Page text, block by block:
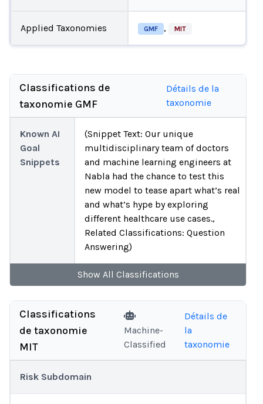
Applied Taxonomies GMF , MIT
Classifications de
taxonomie GMF
Détails de la
taxonomie
Known AI
Goal
Snippets
(Snippet Text: Our unique
multidisciplinary team of doctors
and machine learning engineers at
Nabla had the chance to test this
new model to tease apart what’s real
and what’s hype by exploring
different healthcare use cases.,
Related Classifications: Question
Answering)
Show All Classifications
Classifications
de taxonomie
MIT
Machine-
Classified
Détails de
la
taxonomie
Risk Subdomain